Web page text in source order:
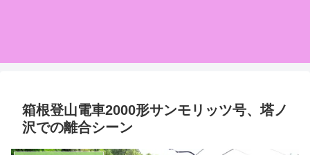
箱根登山電車2000形サンモリッツ号、塔ノ
沢での離合シーン